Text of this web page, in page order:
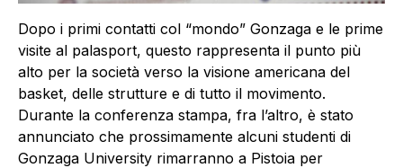
Dopo i primi contatti col “mondo” Gonzaga e le prime
visite al palasport, questo rappresenta il punto più
alto per la società verso la visione americana del
basket, delle strutture e di tutto il movimento.
Durante la conferenza stampa, fra l’altro, è stato
annunciato che prossimamente alcuni studenti di
Gonzaga University rimarranno a Pistoia per